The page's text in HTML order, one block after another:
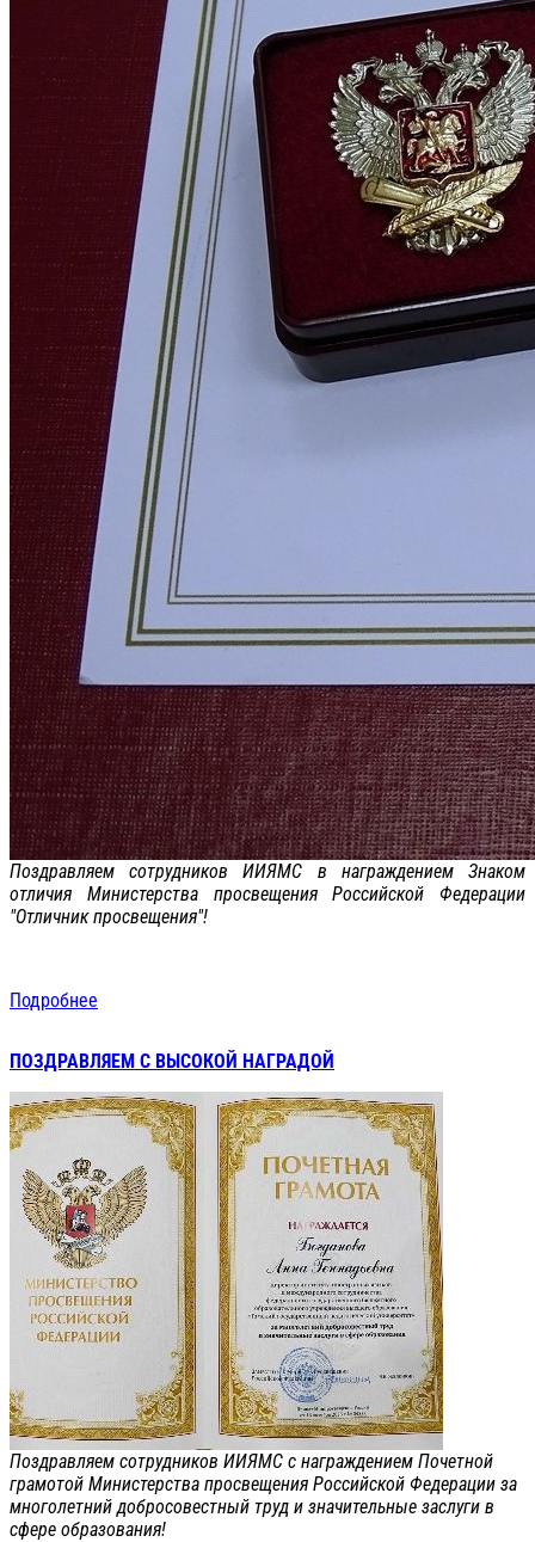
Поздравляем сотрудников ИИЯМС в награждением Знаком
отличия Министерства просвещения Российской Федерации
"Отличник просвещения"!
Подробнее
ПОЗДРАВЛЯЕМ С ВЫСОКОЙ НАГРАДОЙ
Поздравляем сотрудников ИИЯМС с награждением Почетной
грамотой Министерства просвещения Российской Федерации за
многолетний добросовестный труд и значительные заслуги в
сфере образования!